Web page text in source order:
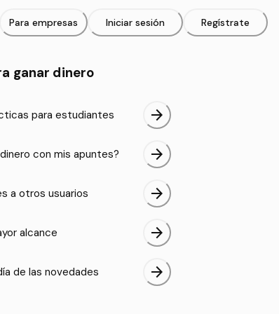
ganar dinero
para estudiantes arrow_forward
con mis apuntes? arrow_forward
a otros usuarios arrow_forward
alcance arrow_forward
de las novedades arrow_forward
Para empresas Iniciar sesión Regístrate